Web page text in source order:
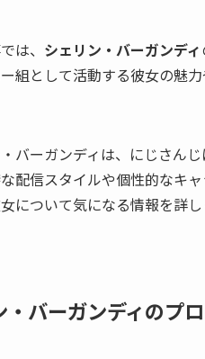
は、 シェリン・バーガンディ
組として活動する彼女の魅
バーガンディは、にじさん
配信スタイルや個性的なキ
について気になる情報を詳し
・バーガンディのプ